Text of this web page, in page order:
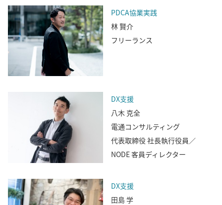
PDCA協業実践
林 賢介
フリーランス
DX支援
八木 克全
電通コンサルティング
代表取締役 社長執行役員／
NODE 客員ディレクター
DX支援
田島 学